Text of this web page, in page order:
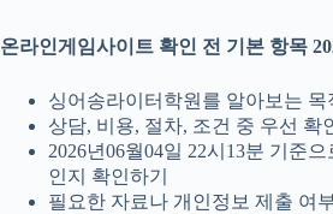
온라인게임사이트 확인 전 기본 항목
싱어송라이터학원를 알아보는 목
상담, 비용, 절차, 조건 중 우선 확
2026년06월04일 22시13분 기준
인지 확인하기
필요한 자료나 개인정보 제출 여